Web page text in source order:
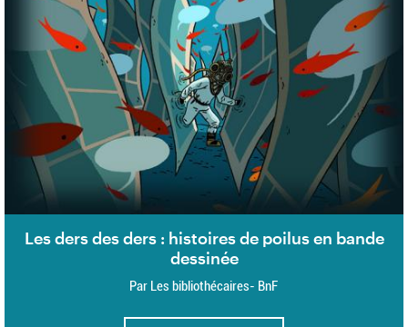
Les ders des ders : histoires de poilus en bande
dessinée
Par Les bibliothécaires- BnF